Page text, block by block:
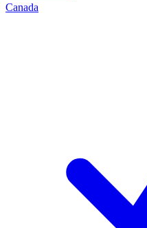
Canada